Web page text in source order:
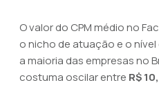
O valor do CPM médio no
o nicho de atuação e o
a maioria das empresas no
costuma oscilar entre R$